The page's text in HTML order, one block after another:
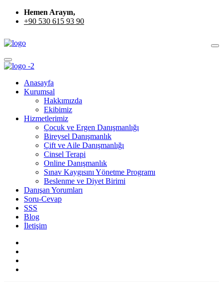
Hemen Arayın,
+90 530 615 93 90
Anasayfa
Kurumsal
Hakkımızda
Ekibimiz
Hizmetlerimiz
Çocuk ve Ergen Danışmanlığı
Bireysel Danışmanlık
Çift ve Aile Danışmanlığı
Cinsel Terapi
Online Danışmanlık
Sınav Kaygısını Yönetme Programı
Beslenme ve Diyet Birimi
Danışan Yorumları
Soru-Cevap
SSS
Blog
İletişim